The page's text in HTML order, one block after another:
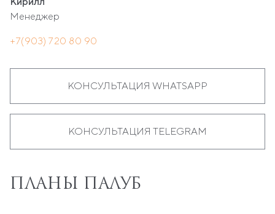
Менеджер
+7(903) 720 80 90
КОНСУЛЬТАЦИЯ WHATSAPP
КОНСУЛЬТАЦИЯ TELEGRAM
ПЛАНЫ ПАЛУБ